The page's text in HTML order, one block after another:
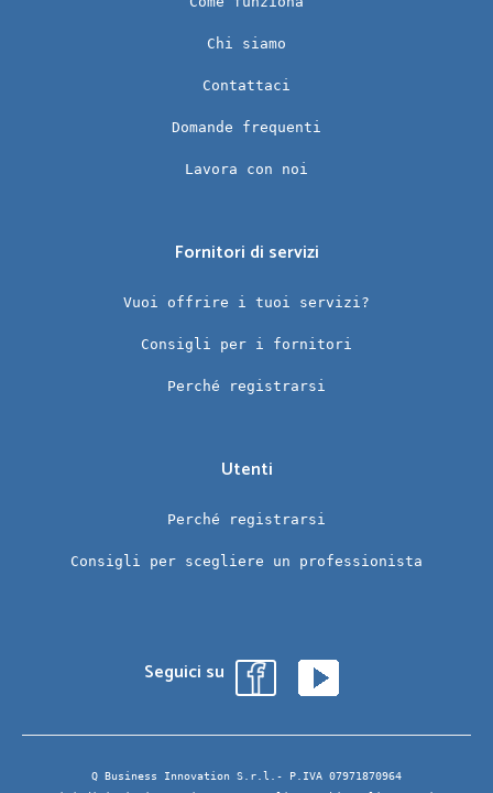
Chi siamo
Contattaci
Domande frequenti
Lavora con noi
Fornitori di servizi
Vuoi offrire i tuoi servizi?
Consigli per i fornitori
Perché registrarsi
Utenti
Perché registrarsi
Consigli per scegliere un professionista
Seguici su
Q Business Innovation S.r.l.- P.IVA 07971870964